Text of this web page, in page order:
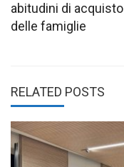
abitudini di acquisto
delle famiglie
RELATED POSTS